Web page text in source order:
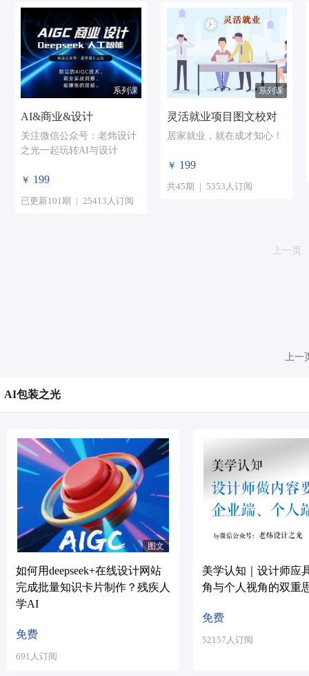
系列课
AI&商业&设计
关注微信公众号：老炜设计
之光一起玩转AI与设计
￥ 199
已更新101期 | 25413人订阅
系列课
灵活就业项目图文校对
居家就业 ， 就在成才知心！
￥ 199
共45期 | 5353人订阅
上一页
上一
AI包装之光
图文
如何用deepseek+在线设计网站
完成批量知识卡片制作？残疾人
学AI
免费
691人订阅
美学认知｜设计师应
角与个人视角的双重
免费
52157人订阅